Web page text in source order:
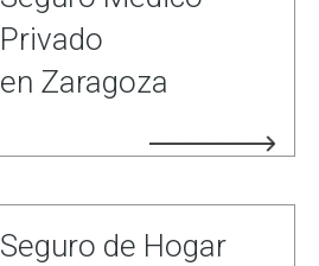
Privado
en Zaragoza
Seguro de Hogar